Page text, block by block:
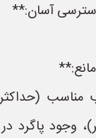
(حداقل 1.2 متر)،